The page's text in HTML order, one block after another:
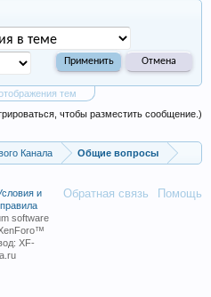
тем
чтобы разместить сообщение.)
Канала Общие вопросы
Обратная связь Помощь
и
правила
software
XF-